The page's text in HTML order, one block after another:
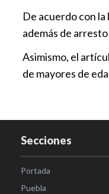
De acuerdo con
además de
Asimismo, el
de mayores de
Secciones
Portada
Puebla